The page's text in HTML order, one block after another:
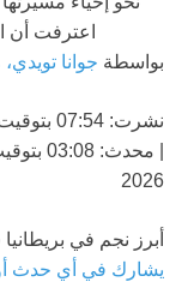
بواسطة جوانا
نشرت: 07:54 بتوقيت شرق الولايات المتحدة، 10 فبراير 2026
محدث:
2026
أبرز نجم في
يشارك في أي حدث